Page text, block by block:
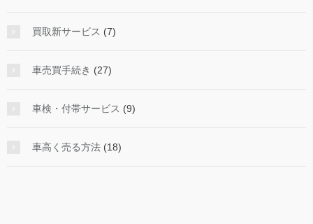
買取新サービス (7)
車売買手続き (27)
車検・付帯サービス (9)
車高く売る方法 (18)